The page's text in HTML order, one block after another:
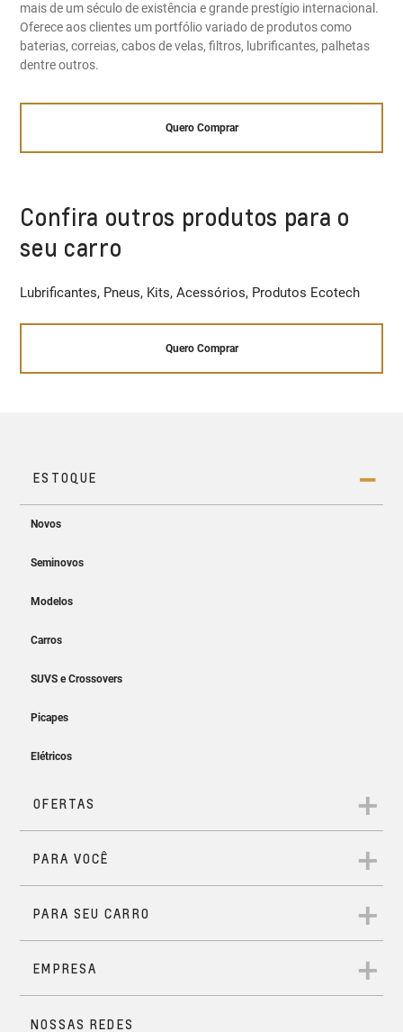
mais de um século de existência e grande prestígio internacional.
Oferece aos clientes um portfólio variado de produtos como
baterias, correias, cabos de velas, filtros, lubrificantes, palhetas
dentre outros.
Quero Comprar
Confira outros produtos para o
seu carro
Lubrificantes, Pneus, Kits, Acessórios, Produtos Ecotech
Quero Comprar